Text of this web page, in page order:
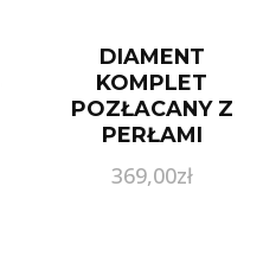
DIAMENT
KOMPLET
POZŁACANY Z
PERŁAMI
NASZYJNIK I
BRANSOLETKA
369,00zł